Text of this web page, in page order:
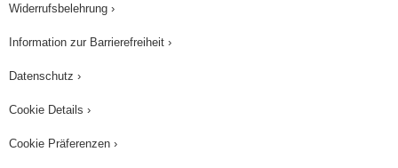
Widerrufsbelehrung ›
Information zur Barrierefreiheit ›
Datenschutz ›
Cookie Details ›
Cookie Präferenzen ›